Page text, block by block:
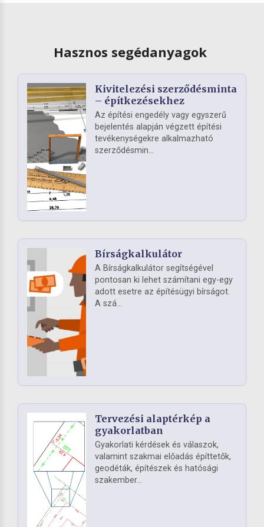
Hasznos segédanyagok
Kivitelezési szerződésminta
– építkezésekhez
Az építési engedély vagy egyszerű
bejelentés alapján végzett építési
tevékenységekre alkalmazható
szerződésmin...
Bírságkalkulátor
A Bírságkalkulátor segítségével
pontosan ki lehet számítani egy-egy
adott esetre az építésügyi bírságot.
A szá...
Tervezési alaptérkép a
gyakorlatban
Gyakorlati kérdések és válaszok,
valamint szakmai előadás építtetők,
geodéták, építészek és hatósági
szakember...